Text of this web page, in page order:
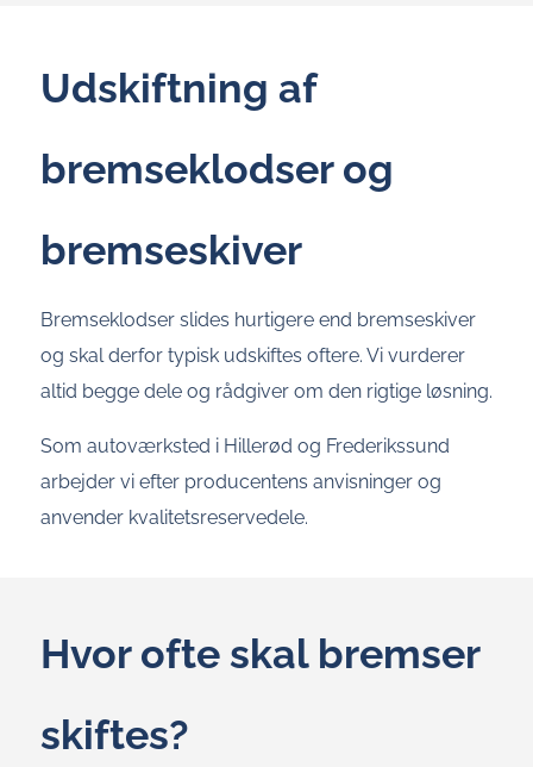
Udskiftning af
bremseklodser og
bremseskiver
Bremseklodser slides hurtigere end bremseskiver
og skal derfor typisk udskiftes oftere. Vi vurderer
altid begge dele og rådgiver om den rigtige løsning.
Som autoværksted i Hillerød og Frederikssund
arbejder vi efter producentens anvisninger og
anvender kvalitetsreservedele.
Hvor ofte skal bremser
skiftes?